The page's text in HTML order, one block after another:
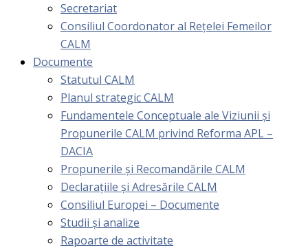
Secretariat
Consiliul Coordonator al Rețelei Femeilor
CALM
Documente
Statutul CALM
Planul strategic CALM
Fundamentele Conceptuale ale Viziunii și
Propunerile CALM privind Reforma APL –
DACIA
Propunerile și Recomandările CALM
Declarațiile și Adresările CALM
Consiliul Europei – Documente
Studii și analize
Rapoarte de activitate